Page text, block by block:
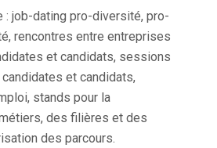
: job-dating pro-diversité, pro-
rencontres entre entreprises
et candidats, sessions
et candidats,
stands pour la
des filières et des
des parcours.